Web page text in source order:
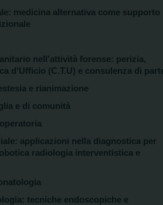
medicina alternativa come supporto
nell'attività forense: perizia,
d'Ufficio (C.T.U) e consulenza di
e rianimazione
e di comunità
applicazioni nella diagnostica per
radiologia interventistica e
tecniche endoscopiche e